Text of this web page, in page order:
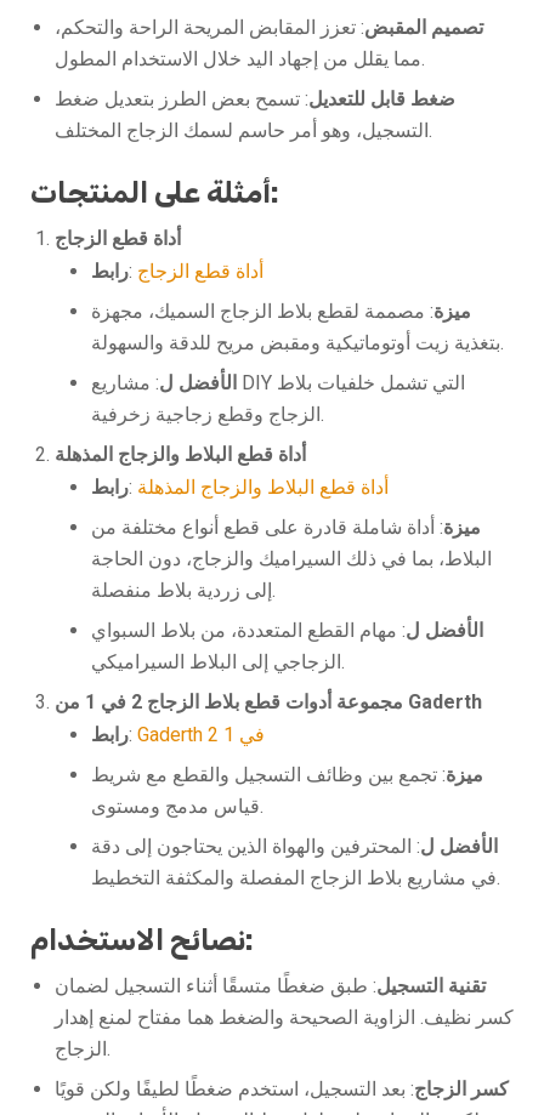
تصميم المقبض: تعزز المقابض المريحة الراحة والتحكم،
مما يقلل من إجهاد اليد خلال الاستخدام المطول.
ضغط قابل للتعديل: تسمح بعض الطرز بتعديل ضغط
التسجيل، وهو أمر حاسم لسمك الزجاج المختلف.
أمثلة على المنتجات:
أداة قطع الزجاج
رابط: أداة قطع الزجاج
ميزة: مصممة لقطع بلاط الزجاج السميك، مجهزة
بتغذية زيت أوتوماتيكية ومقبض مريح للدقة والسهولة.
الأفضل ل: مشاريع DIY التي تشمل خلفيات بلاط
الزجاج وقطع زجاجية زخرفية.
أداة قطع البلاط والزجاج المذهلة
رابط: أداة قطع البلاط والزجاج المذهلة
ميزة: أداة شاملة قادرة على قطع أنواع مختلفة من
البلاط، بما في ذلك السيراميك والزجاج، دون الحاجة
إلى زردية بلاط منفصلة.
الأفضل ل: مهام القطع المتعددة، من بلاط السبواي
الزجاجي إلى البلاط السيراميكي.
مجموعة أدوات قطع بلاط الزجاج 2 في 1 من Gaderth
رابط:
Gaderth 2 في 1
ميزة: تجمع بين وظائف التسجيل والقطع مع شريط
قياس مدمج ومستوى.
الأفضل ل: المحترفين والهواة الذين يحتاجون إلى دقة
في مشاريع بلاط الزجاج المفصلة والمكثفة التخطيط.
نصائح الاستخدام:
تقنية التسجيل: طبق ضغطًا متسقًا أثناء التسجيل لضمان
كسر نظيف. الزاوية الصحيحة والضغط هما مفتاح لمنع إهدار
الزجاج.
كسر الزجاج: بعد التسجيل، استخدم ضغطًا لطيفًا ولكن قويًا